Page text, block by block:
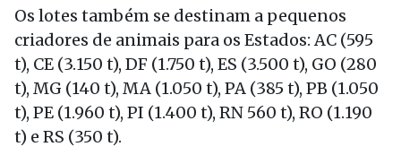
Os lotes também se destinam a pequenos
criadores de animais para os Estados: AC (595
t), CE (3.150 t), DF (1.750 t), ES (3.500 t), GO (280
t), MG (140 t), MA (1.050 t), PA (385 t), PB (1.050
t), PE (1.960 t), PI (1.400 t), RN 560 t), RO (1.190
t) e RS (350 t).